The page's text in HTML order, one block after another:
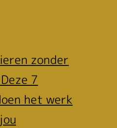
zonder
7
het werk